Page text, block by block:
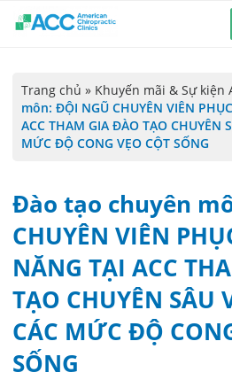
Trang chủ » Khuyến mãi & Sự kiện
môn: ĐỘI NGŨ CHUYÊN VIÊN
ACC THAM GIA ĐÀO TẠO CHUYÊN
MỨC ĐỘ CONG VẸO CỘT SỐNG
Đào tạo chuyên
CHUYÊN VIÊN
NĂNG TẠI ACC
TẠO CHUYÊN SÂU
CÁC MỨC ĐỘ
SỐNG